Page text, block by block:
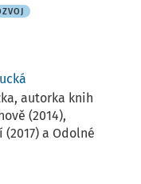
autorka knih
(2014),
a Odolné